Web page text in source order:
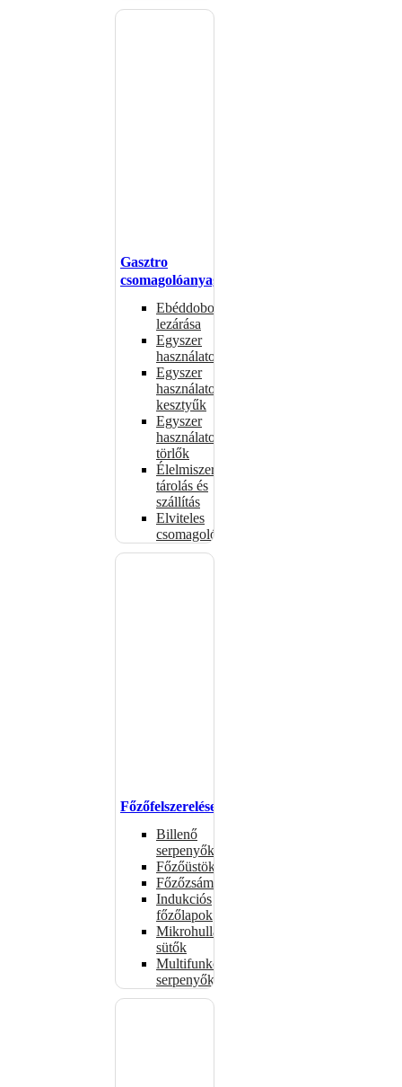
Gasztro
csomagolóanyagok
Ebéddobozok
lezárása
Egyszer
használatos
Egyszer
használatos
kesztyűk
Egyszer
használatos
törlők
Élelmiszer-
tárolás és
szállítás
Elviteles
csomagolóanyagok
Főzőfelszerelések
Billenő
serpenyők
Főzőüstök
Főzőzsámolyok
Indukciós
főzőlapok
Mikrohullámú
sütők
Multifunkciós
serpenyők